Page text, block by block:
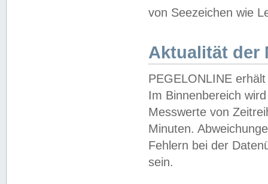
von Seezeichen wie
Aktualität der
PEGELONLINE
Im Binnenbereich
Messwerte von
Minuten.
Fehlern bei der
sein.